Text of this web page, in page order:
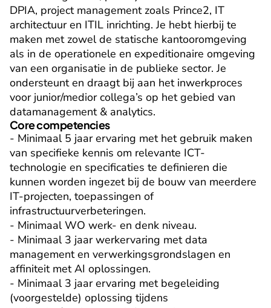
DPIA, project management zoals Prince2, IT
architectuur en ITIL inrichting. Je hebt hierbij te
maken met zowel de statische kantooromgeving
als in de operationele en expeditionaire omgeving
van een organisatie in de publieke sector. Je
ondersteunt en draagt bij aan het inwerkproces
voor junior/medior collega’s op het gebied van
datamanagement & analytics.
Core competencies
- Minimaal 5 jaar ervaring met het gebruik maken
van specifieke kennis om relevante ICT-
technologie en specificaties te definieren die
kunnen worden ingezet bij de bouw van meerdere
IT-projecten, toepassingen of
infrastructuurverbeteringen.
- Minimaal WO werk- en denk niveau.
- Minimaal 3 jaar werkervaring met data
management en verwerkingsgrondslagen en
affiniteit met AI oplossingen.
- Minimaal 3 jaar ervaring met begeleiding
(voorgestelde) oplossing tijdens